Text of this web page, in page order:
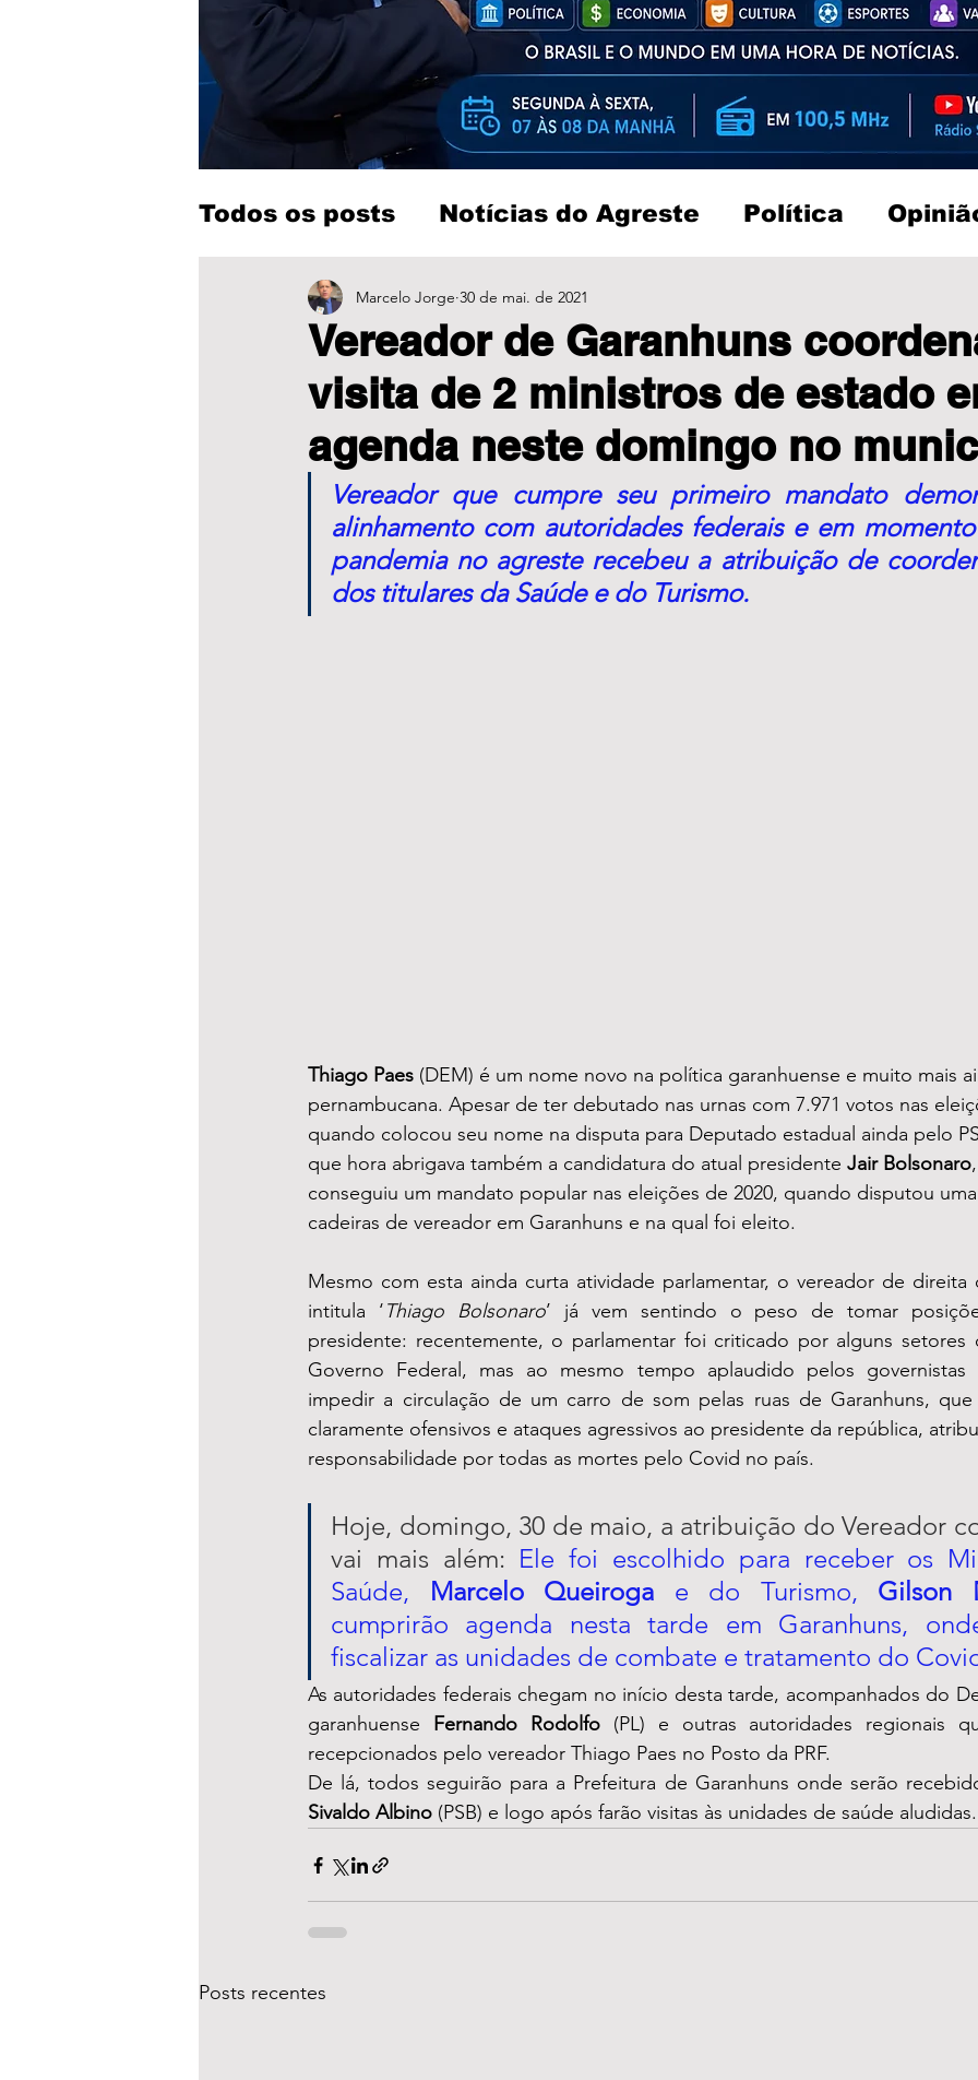
Todos os posts Notícias do Agreste Política
Entretenimento
Vereador de Garanhuns
visita de 2 ministros de estado
agenda neste domingo no
Marcelo Jorge 30 de mai. de 2021
Vereador que cumpre seu primeiro mandato
alinhamento com autoridades federais e em
pandemia no agreste recebeu a atribuição de
dos titulares da Saúde e do Turismo.
Thiago Paes (DEM) é um nome novo na política garanhuense e muito mais
pernambucana. Apesar de ter debutado nas urnas com 7.971 votos nas
quando colocou seu nome na disputa para Deputado estadual ainda pelo
que hora abrigava também a candidatura do atual presidente Jair Bolsonaro
conseguiu um mandato popular nas eleições de 2020, quando disputou
cadeiras de vereador em Garanhuns e na qual foi eleito.
Mesmo com esta ainda curta atividade parlamentar, o vereador de direita
intitula ‘Thiago Bolsonaro’ já vem sentindo o peso de tomar
presidente: recentemente, o parlamentar foi criticado por alguns setores
Governo Federal, mas ao mesmo tempo aplaudido pelos governistas
impedir a circulação de um carro de som pelas ruas de Garanhuns,
claramente ofensivos e ataques agressivos ao presidente da república,
responsabilidade por todas as mortes pelo Covid no país.
Hoje, domingo, 30 de maio, a atribuição do Vereador
vai mais além: Ele foi escolhido para receber os
Saúde, Marcelo Queiroga e do Turismo, Gilson
cumprirão agenda nesta tarde em Garanhuns,
fiscalizar as unidades de combate e tratamento do
As autoridades federais chegam no início desta tarde, acompanhados do
garanhuense Fernando Rodolfo (PL) e outras autoridades regionais
recepcionados pelo vereador Thiago Paes no Posto da PRF.
Sivaldo Albino (PSB) e logo após farão visitas às unidades de saúde
Posts recentes